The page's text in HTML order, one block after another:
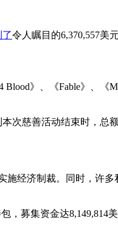
令人瞩目的6,370,557美元
》、《Fable》、《
次慈善活动结束时，总
施经济制裁。同时，许
，募集资金达8,149,814